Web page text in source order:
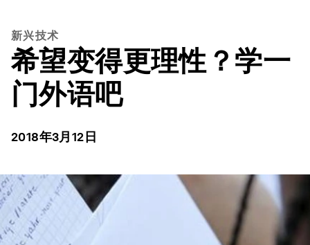
新兴技术
希望变得更理性？学一
门外语吧
2018年3月12日